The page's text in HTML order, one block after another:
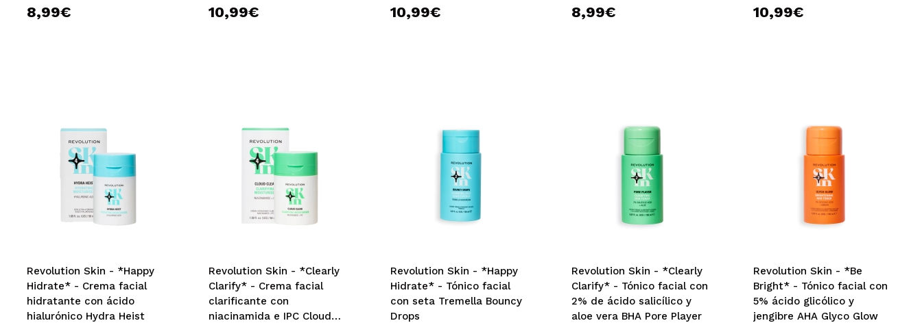
8,99€ 10,99€ 10,99€ 8,99€ 10,99€
Revolution Skin - *Happy
Hidrate* - Crema facial
hidratante con ácido
hialurónico Hydra Heist
Revolution Skin - *Clearly
Clarify* - Crema facial
clarificante con
niacinamida e IPC Cloud
Revolution Skin - *Happy
Hidrate* - Tónico facial
con seta Tremella Bouncy
Drops
Revolution Skin - *Clearly
Clarify* - Tónico facial con
2% de ácido salicílico y
aloe vera BHA Pore Player
Revolution Skin - *Be
Bright* - Tónico facial con
5% ácido glicólico y
jengibre AHA Glyco Glow